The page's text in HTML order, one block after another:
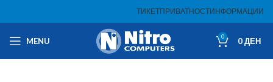
ТИКЕТПРИВАТНОСТИНФОРМАЦИИ
MENU 0 0ДЕН